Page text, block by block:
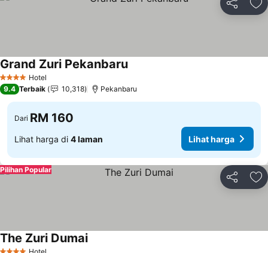
Kongsi
4 BintangHotel
Grand Zuri Pekanbaru
9.4 Terbaik 10,318 Pekanbaru
Dari RM 160
Lihat harga di 4 laman Lihat harga
Kongsi
Pilihan Popular
Hotel
The Zuri Dumai